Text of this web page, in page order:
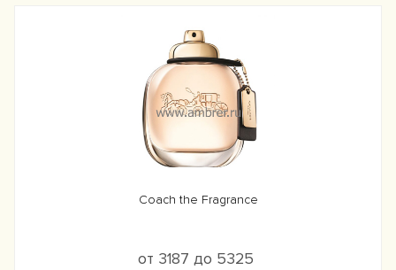
Coach the Fragrance
от 3187 до 5325